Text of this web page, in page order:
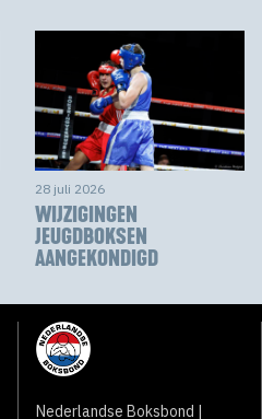
28 juli 2026
WIJZIGINGEN
JEUGDBOKSEN
AANGEKONDIGD
Nederlandse Boksbond |